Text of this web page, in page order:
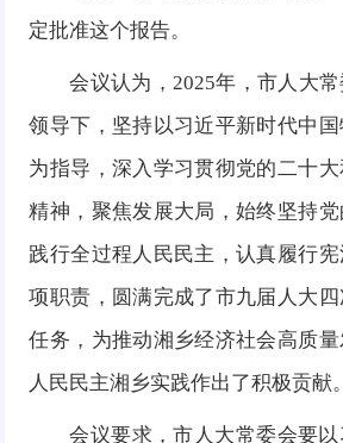
定批准这个报告。
会议认为，2025年，市人大
领导下，坚持以习近平新时代中
为指导，深入学习贯彻党的二十
精神，聚焦发展大局，始终坚持
践行全过程人民民主，认真履行
项职责，圆满完成了市九届人大
任务，为推动湘乡经济社会高质
人民民主湘乡实践作出了积极贡献。
会议要求，市人大常委会要